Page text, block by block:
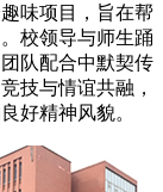
味项目，旨在帮
校领导与师生踊
队配合中默契传
技与情谊共融，
好精神风貌。